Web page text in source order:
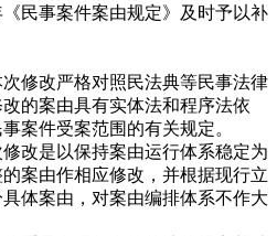
民事案件案由规定》及时予以补
改严格对照民法典等民事法律
的案由具有实体法和程序法依
案件受案范围的有关规定。
是以保持案由运行体系稳定为
案由作相应修改，并根据现行立
体案由，对案由编排体系不作大